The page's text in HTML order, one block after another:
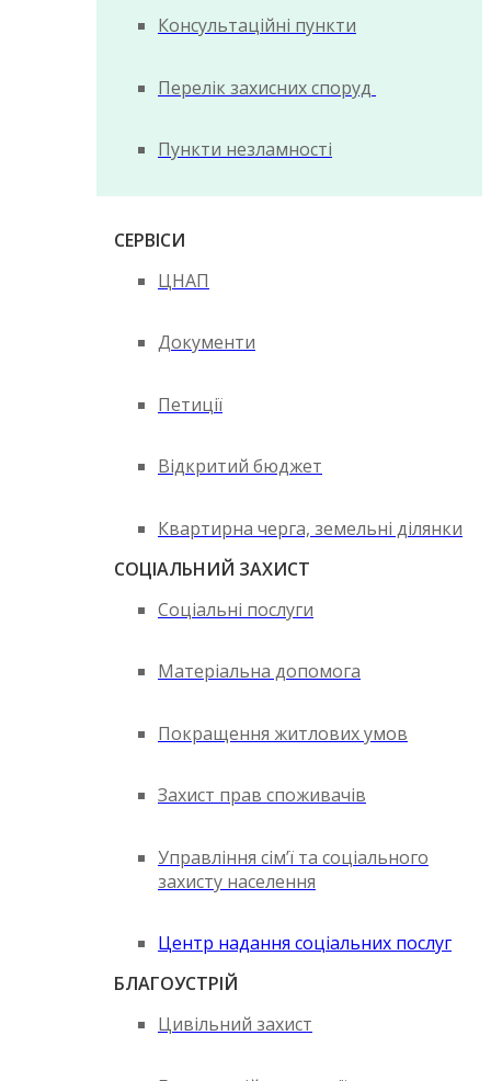
Консультаційні пункти
Перелік захисних споруд
Пункти незламності
СЕРВІСИ
ЦНАП
Документи
Петиції
Відкритий бюджет
Квартирна черга, земельні ділянки
СОЦІАЛЬНИЙ ЗАХИСТ
Соціальні послуги
Матеріальна допомога
Покращення житлових умов
Захист прав споживачів
Управління сім’ї та соціального
захисту населення
Центр надання соціальних послуг
БЛАГОУСТРІЙ
Цивільний захист